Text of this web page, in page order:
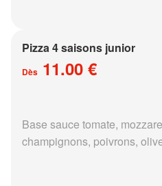
Pizza 4 saisons junior
Dès 11.00 €
Base sauce tomate,
champignons, poivrons,